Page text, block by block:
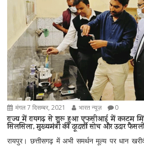
मंगल 7 दिसम्बर, 2021 भारत न्यूज़ 0
राज्य में रायगढ़ से शुरू हुआ एफसीआई में कस्टम
सिलसिला, मुख्यमंत्री की दूरदर्शी सोच और उदार
रायपुर। छत्तीसगढ़ में अभी समर्थन मूल्य पर धान